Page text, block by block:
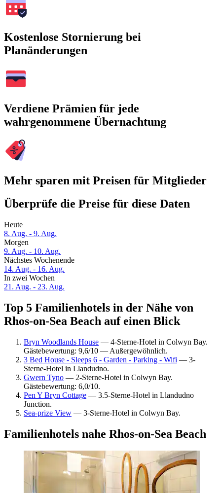
Kostenlose Stornierung bei
Planänderungen
Verdiene Prämien für jede
wahrgenommene Übernachtung
Mehr sparen mit Preisen für Mitglieder
Überprüfe die Preise für diese Daten
Heute
8. Aug. - 9. Aug.
Morgen
9. Aug. - 10. Aug.
Nächstes Wochenende
14. Aug. - 16. Aug.
In zwei Wochen
21. Aug. - 23. Aug.
Top 5 Familienhotels in der Nähe von
Rhos-on-Sea Beach auf einen Blick
Bryn Woodlands House — 4-Sterne-Hotel in Colwyn Bay.
Gästebewertung: 9,6/10 — Außergewöhnlich.
3 Bed House - Sleeps 6 - Garden - Parking - Wifi — 3-
Sterne-Hotel in Llandudno.
Gwern Tyno — 2-Sterne-Hotel in Colwyn Bay.
Gästebewertung: 6,0/10.
Pen Y Bryn Cottage — 3.5-Sterne-Hotel in Llandudno
Junction.
Sea-prize View — 3-Sterne-Hotel in Colwyn Bay.
Familienhotels nahe Rhos-on-Sea Beach